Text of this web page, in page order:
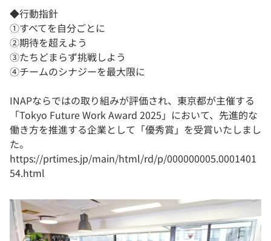
◆行動指針
①すべてを自分ごとに
②期待を超えよう
③たちどまらず挑戦しよう
④チームのシナジーを最大限に
INAPならではの取り組みが評価され、東京都が主催する
「Tokyo Future Work Award 2025」において、先進的な
働き方を推進する企業として「優秀賞」を受賞いたしまし
た。
https://prtimes.jp/main/html/rd/p/000000005.0001401
54.html